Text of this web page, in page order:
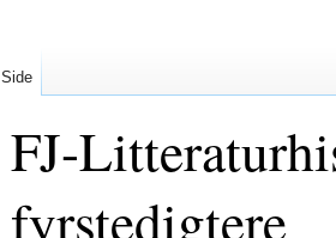
FJ-
fyrstedigtere
Side